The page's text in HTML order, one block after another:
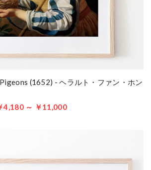
(1652) - ヘラルト・ファン・ホン
4,180 ～ ￥11,000